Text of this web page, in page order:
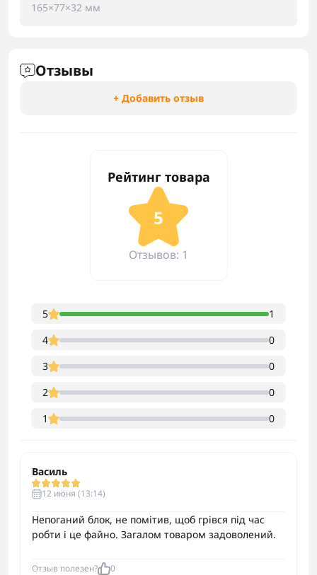
165×77×32 мм
Отзывы
+ Добавить отзыв
Рейтинг товара
5
Отзывов: 1
5
1
4
0
3
0
2
0
1
0
Василь
12 июня (13:14)
Непоганий блок, не помітив, щоб грівся під час
робти і це файно. Загалом товаром задоволений.
Отзыв полезен? 0